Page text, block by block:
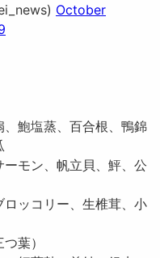
October
、鮑塩蒸、百合根、鴨錦
ーモン、帆立貝、鮃、公
ロッコリー、生椎茸、小
葉）